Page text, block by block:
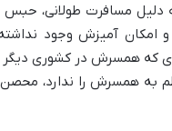
مسافرت طولانی، حبس
و امکان آمیزش وجود
که همسرش در کشوری دیگر
به همسرش را ندارد،